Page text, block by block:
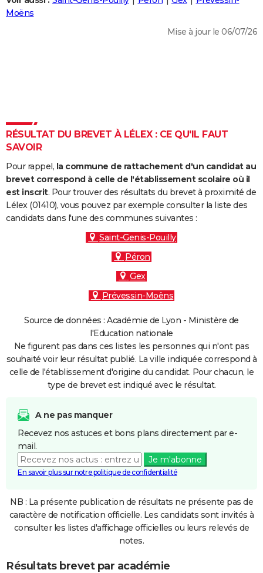
Destinations
City break
Voyage nature
Voyage de noces
Forum
Climat
+
PHOTO
Dictionnaire
Biographies
Citations
Expressions
Proverbes
PROGRAMME TV
S'inscrire
Se connecter
Lycées
Collèges
Primaires
Universités
Entreprises
Service militaire
Avis de recherche
AVIS DE DÉCÈS
FORUM
Moëns
Mise à jour le 06/07/26
RÉSULTAT DU BREVET À LÉLEX : CE QU'IL FAUT
SAVOIR
Pour rappel, la commune de rattachement d'un candidat au
brevet correspond à celle de l'établissement scolaire où il
est inscrit. Pour trouver des résultats du brevet à proximité de
Lélex (01410), vous pouvez par exemple consulter la liste des
candidats dans l'une des communes suivantes :
Saint-Genis-Pouilly
Péron
Gex
Prévessin-Moëns
Source de données : Académie de Lyon - Ministère de
l'Education nationale
Ne figurent pas dans ces listes les personnes qui n'ont pas
souhaité voir leur résultat publié. La ville indiquée correspond à
celle de l'établissement d'origine du candidat. Pour chacun, le
type de brevet est indiqué avec le résultat.
A ne pas manquer
Recevez nos astuces et bons plans directement par e-
mail.
Je m'abonne
En savoir plus sur notre politique de confidentialité
NB : La présente publication de résultats ne présente pas de
caractère de notification officielle. Les candidats sont invités à
consulter les listes d'affichage officielles ou leurs relevés de
notes.
Résultats brevet par académie